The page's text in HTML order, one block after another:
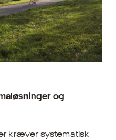
og
kræver systematisk